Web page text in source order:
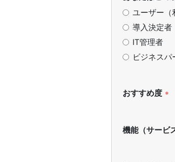
ユーザー（
導入決定者
IT管理者
ビジネスパ
おすすめ度 *
機能（サービ